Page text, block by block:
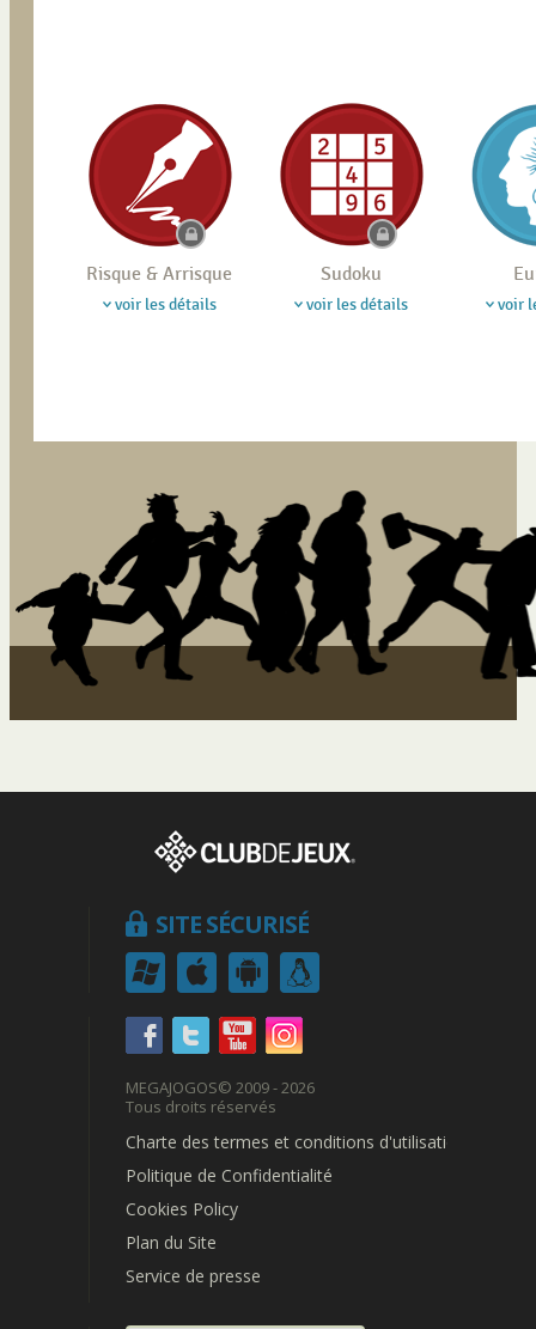
Risque & Arrisque
voir les détails
Sudoku
voir les détails voir
SITE SÉCURISÉ
MEGAJOGOS© 2009 - 2026
Tous droits réservés
Charte des termes et conditions d'utilisation
Politique de Confidentialité
Cookies Policy
Plan du Site
Service de presse